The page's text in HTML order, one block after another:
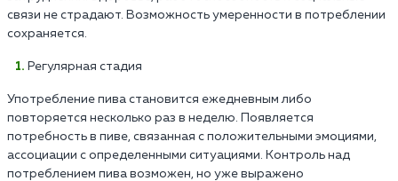
связи не страдают. Возможность умеренности в потреблении
сохраняется.
Регулярная стадия
Употребление пива становится ежедневным либо
повторяется несколько раз в неделю. Появляется
потребность в пиве, связанная с положительными эмоциями,
ассоциации с определенными ситуациями. Контроль над
потреблением пива возможен, но уже выражено